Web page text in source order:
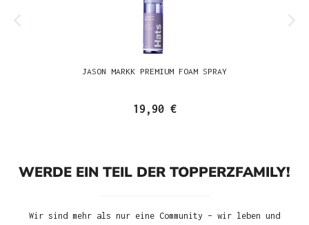
JASON MARKK PREMIUM FOAM SPRAY
19,90 €
WERDE EIN TEIL DER TOPPERZFAMILY!
Wir sind mehr als nur eine Community – wir leben und